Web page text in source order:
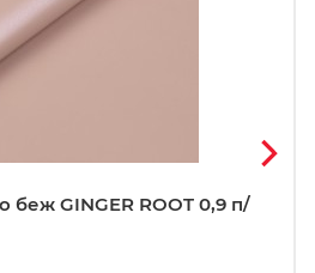
беж GINGER ROOT 0,9 п/